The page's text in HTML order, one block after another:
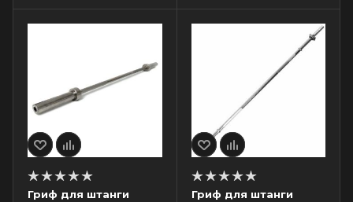
Гриф для штанги
Гриф для штанги